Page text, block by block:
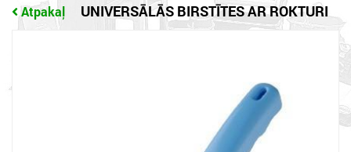
Atpakaļ UNIVERSĀLĀS BIRSTĪTES AR ROKTURI